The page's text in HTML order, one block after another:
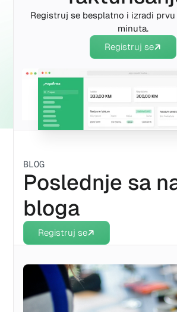
Registruj se besplatno i izradi
minuta.
Registruj se
BLOG
Poslednje sa
bloga
Registruj se